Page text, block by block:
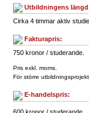
Utbildningens
Cirka 4 timmar aktiv
Fakturapris:
750 kronor / studerande.
Pris exkl. moms.
För större
E-handelspris:
600 kronor / studerande